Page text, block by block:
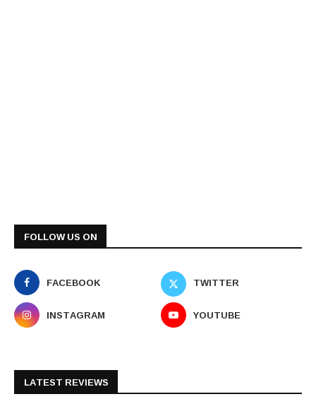
FOLLOW US ON
FACEBOOK
TWITTER
INSTAGRAM
YOUTUBE
LATEST REVIEWS